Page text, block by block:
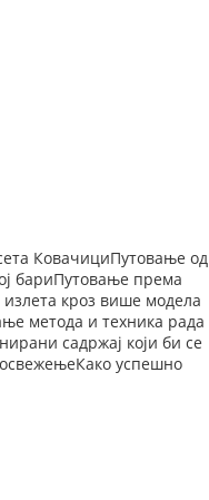
КовачициПутовање од
бариПутовање према
кроз више модела
метода и техника рада
садржај који би се
успешно